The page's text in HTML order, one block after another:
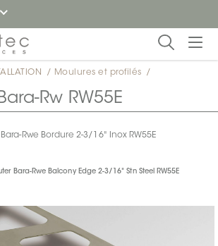
un
/ Moulures et profilés /
Rw RW55E
Rwe Bordure 2-3/16" Inox RW55E
Bara-Rwe Balcony Edge 2-3/16" Stn Steel RW55E